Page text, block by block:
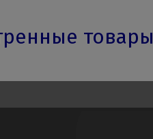
товары